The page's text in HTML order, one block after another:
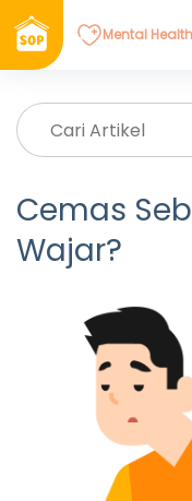
Mental
Cemas
Wajar?